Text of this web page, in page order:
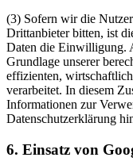
(3) Sofern wir die
Drittanbieter bitten, ist
Daten die Einwilligung.
Grundlage unserer
effizienten,
verarbeitet. In diesem
Informationen zur
Datenschutzerklärung
6. Einsatz von